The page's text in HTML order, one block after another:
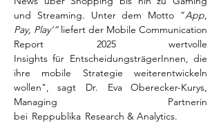
und Streaming. Unter dem Motto “App,
Pay, Play‘” liefert der Mobile Communication
Report 2025 wertvolle
Insights für EntscheidungsträgerInnen, die
ihre mobile Strategie weiterentwickeln
wollen", sagt  Dr.  Eva Oberecker-Kurys,
Managing Partnerin
bei  Reppublika  Research & Analytics.